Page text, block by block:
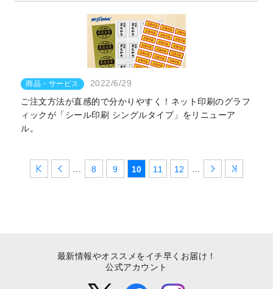
商品・サービス
2022/6/29
ご注文方法が直感的で分かりやすく！ネット印刷のグラフ
ィックが「シール印刷 シングルタイプ」をリニューア
ル。
8 9 10 11 12
最新情報やオススメをイチ早くお届け！
公式アカウント